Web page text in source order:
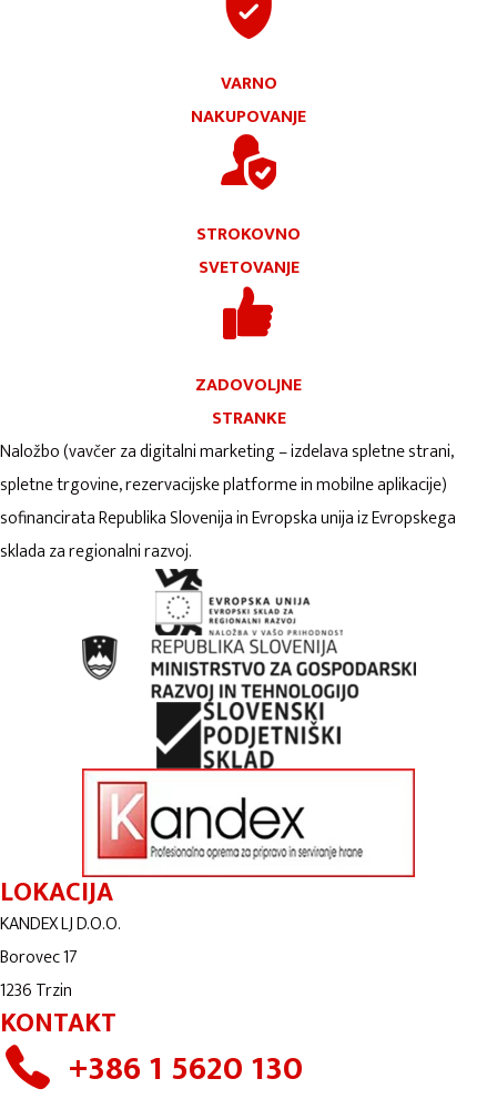
VARNO
NAKUPOVANJE
STROKOVNO
SVETOVANJE
ZADOVOLJNE
STRANKE
Naložbo (vavčer za digitalni marketing – izdelava spletne strani,
spletne trgovine, rezervacijske platforme in mobilne aplikacije)
sofinancirata Republika Slovenija in Evropska unija iz Evropskega
sklada za regionalni razvoj.
LOKACIJA
KANDEX LJ D.O.O.
Borovec 17
1236 Trzin
KONTAKT
+386 1 5620 130